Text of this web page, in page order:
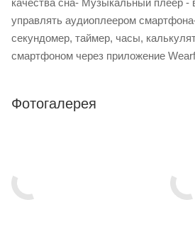
качества сна- Музыкальный плеер -
управлять аудиоплеером
секундомер, таймер, часы,
смартфоном через приложение
Фотогалерея